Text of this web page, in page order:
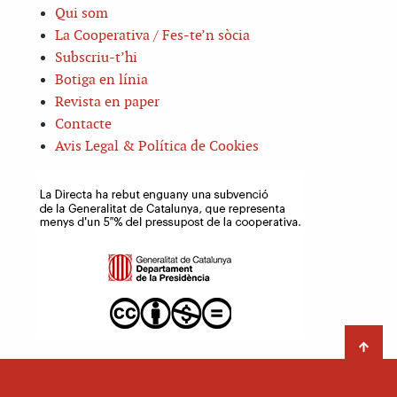
Qui som
La Cooperativa / Fes-te’n sòcia
Subscriu-t’hi
Botiga en línia
Revista en paper
Contacte
Avis Legal & Política de Cookies